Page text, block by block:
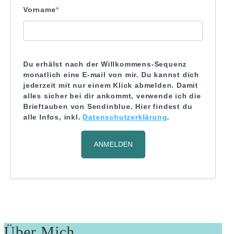
Vorname
Du erhälst nach der Willkommens-Sequenz
monatlich eine E-mail von mir. Du kannst dich
jederzeit mit nur einem Klick abmelden. Damit
alles sicher bei dir ankommt, verwende ich die
Brieftauben von Sendinblue. Hier findest du
alle Infos, inkl. Datenschutzerklärung.
ANMELDEN